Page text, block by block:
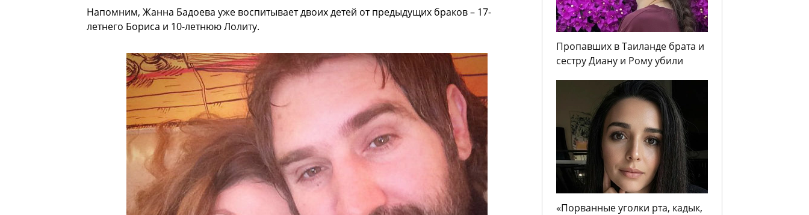
Напомним, Жанна Бадоева уже воспитывает двоих детей от предыдущих браков – 17-
летнего Бориса и 10-летнюю Лолиту.
Пропавших в Таиланде брата и
сестру Диану и Рому убили
«Порванные уголки рта, кадык,